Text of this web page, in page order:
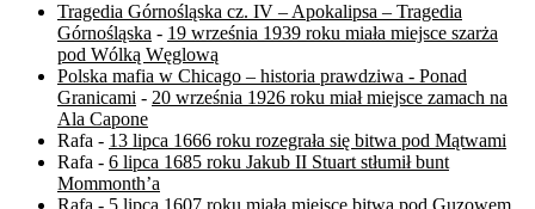
Tragedia Górnośląska cz. IV – Apokalipsa – Tragedia
Górnośląska - 19 września 1939 roku miała miejsce szarża
pod Wólką Węglową
Polska mafia w Chicago – historia prawdziwa - Ponad
Granicami - 20 września 1926 roku miał miejsce zamach na
Ala Capone
Rafa - 13 lipca 1666 roku rozegrała się bitwa pod Mątwami
Rafa - 6 lipca 1685 roku Jakub II Stuart stłumił bunt
Mommonth’a
Rafa - 5 lipca 1607 roku miała miejsce bitwa pod Guzowem